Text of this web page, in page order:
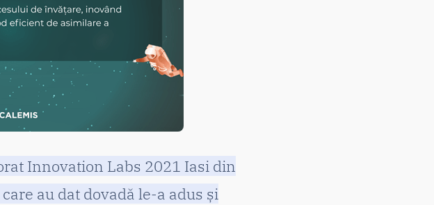
Innovation Labs 2021 Iasi din
au dat dovadă le-a adus și